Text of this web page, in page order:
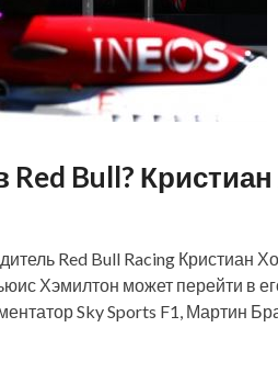
Bull?
Red Bull Racing Кристиан
Хэмилтон может перейти в
Sky Sports F1, Мартин